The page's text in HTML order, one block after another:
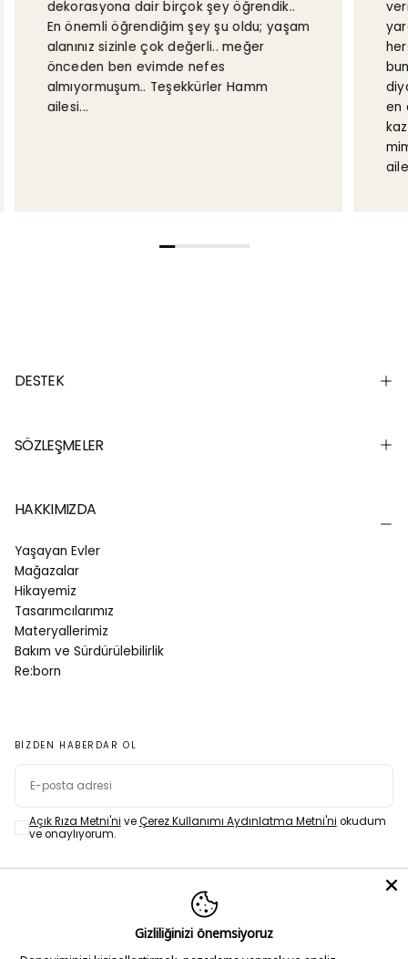
dekorasyona dair birçok şey öğrendik..
En önemli öğrendiğim şey şu oldu; yaşam
alanınız sizinle çok değerli.. meğer
önceden ben evimde nefes
almıyormuşum.. Teşekkürler Hamm
ailesi...
en
DESTEK
SÖZLEŞMELER
HAKKIMIZDA
Yaşayan Evler
Mağazalar
Hikayemiz
Tasarımcılarımız
Materyallerimiz
Bakım ve Sürdürülebilirlik
Re:born
BIZDEN HABERDAR OL
POSTA
Açık Rıza Metni'ni veÇerez Kullanımı Aydınlatma Metni'ni okudum
ve onaylıyorum.
Gizliliğinizi önemsiyoruz